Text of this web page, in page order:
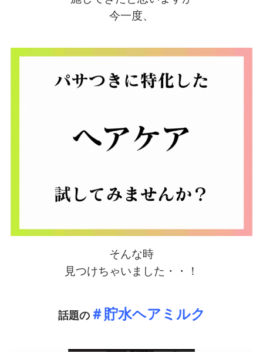
今一度、
そんな時
見つけちゃいました・・！
話題の＃貯水ヘアミルク